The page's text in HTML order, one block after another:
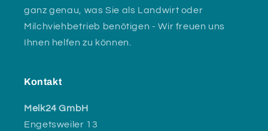
ganz genau, was Sie als Landwirt oder
Milchviehbetrieb benötigen - Wir freuen uns
Ihnen helfen zu können.
Kontakt
Melk24 GmbH
Engetsweiler 13